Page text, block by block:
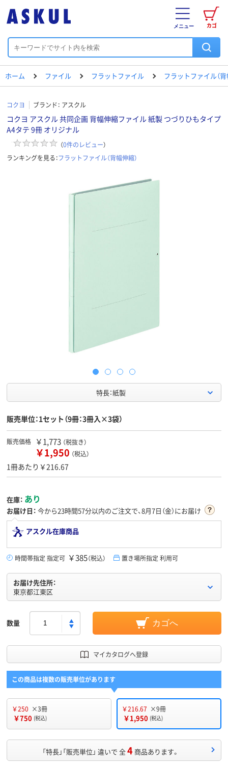
カゴ
メニュー
ホーム ファイル フラットファイル フラットファイル（背
コクヨ ブランド： アスクル
コクヨ アスクル 共同企画 背幅伸縮ファイル 紙製 つづりひもタイプ
A4タテ 9冊 オリジナル
（0件のレビュー）
ランキングを見る：フラットファイル（背幅伸縮）
特長：紙製
販売単位：1セット（9冊：3冊入×3袋）
販売価格 ￥1,773 （税抜き）
￥1,950 （税込）
1冊あたり￥216.67
在庫： あり
お届け日： 今から23時間57分以内のご注文で、8月7日（金）にお届け
アスクル在庫商品
時間帯指定 指定可 ￥385（税込） 置き場所指定 利用可
お届け先住所：
東京都江東区
数量 カゴへ
マイカタログへ登録
この商品は複数の販売単位があります
￥250 ×3冊
￥750 (税込)
￥216.67 ×9冊
￥1,950 (税込)
「特長」「販売単位」 違いで 全4 商品あります。